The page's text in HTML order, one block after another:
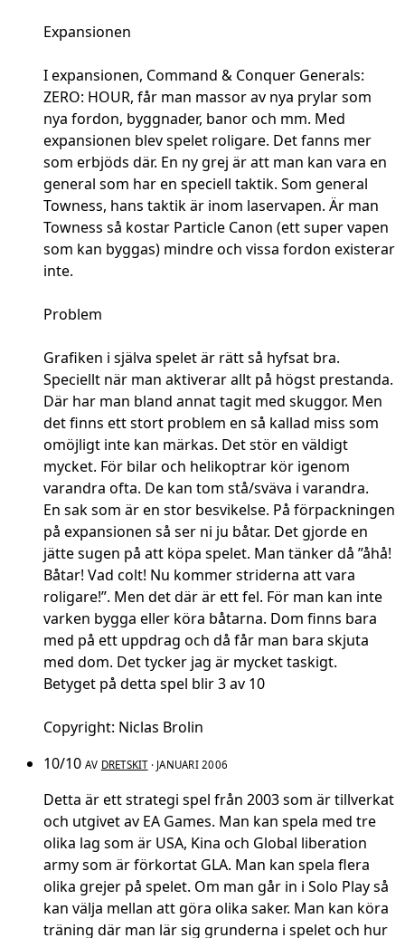
Expansionen
I expansionen, Command & Conquer Generals:
ZERO: HOUR, får man massor av nya prylar som
nya fordon, byggnader, banor och mm. Med
expansionen blev spelet roligare. Det fanns mer
som erbjöds där. En ny grej är att man kan vara en
general som har en speciell taktik. Som general
Towness, hans taktik är inom laservapen. Är man
Towness så kostar Particle Canon (ett super vapen
som kan byggas) mindre och vissa fordon existerar
inte.
Problem
Grafiken i själva spelet är rätt så hyfsat bra.
Speciellt när man aktiverar allt på högst prestanda.
Där har man bland annat tagit med skuggor. Men
det finns ett stort problem en så kallad miss som
omöjligt inte kan märkas. Det stör en väldigt
mycket. För bilar och helikoptrar kör igenom
varandra ofta. De kan tom stå/sväva i varandra.
En sak som är en stor besvikelse. På förpackningen
på expansionen så ser ni ju båtar. Det gjorde en
jätte sugen på att köpa spelet. Man tänker då ”åhå!
Båtar! Vad colt! Nu kommer striderna att vara
roligare!”. Men det där är ett fel. För man kan inte
varken bygga eller köra båtarna. Dom finns bara
med på ett uppdrag och då får man bara skjuta
med dom. Det tycker jag är mycket taskigt.
Betyget på detta spel blir 3 av 10
Copyright: Niclas Brolin
10/10 AV DRETSKIT· JANUARI 2006
Detta är ett strategi spel från 2003 som är tillverkat
och utgivet av EA Games. Man kan spela med tre
olika lag som är USA, Kina och Global liberation
army som är förkortat GLA. Man kan spela flera
olika grejer på spelet. Om man går in i Solo Play så
kan välja mellan att göra olika saker. Man kan köra
träning där man lär sig grunderna i spelet och hur